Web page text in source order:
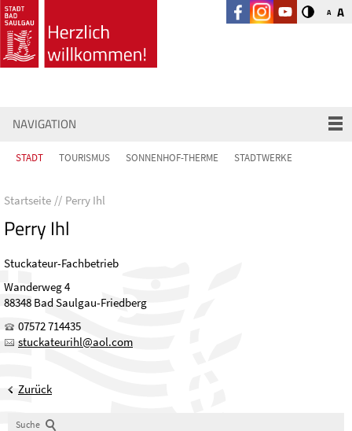
A A
NAVIGATION
STADT TOURISMUS SONNENHOF-THERME STADTWERKE
Startseite Perry Ihl
Perry Ihl
Stuckateur-Fachbetrieb
Wanderweg 4
88348 Bad Saulgau-Friedberg
07572 714435
st ck t r hl l c m
Zurück
Suche